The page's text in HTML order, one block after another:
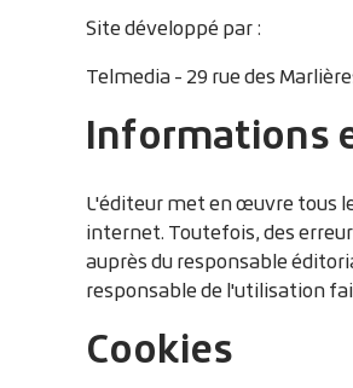
Site développé par :
Telmedia - 29 rue des
Informations
L'éditeur met en œuvre tous
internet. Toutefois, des
auprès du responsable
responsable de l'utilisation
Cookies